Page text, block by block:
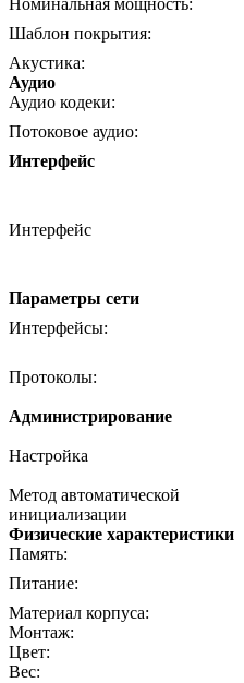
Шаблон покрытия:
Акустика:
Аудио
Аудио кодеки:
Потоковое аудио:
Интерфейс
Интерфейс
Параметры сети
Интерфейсы:
Протоколы:
Администрирование
Настройка
Метод автоматической
инициализации
Физические характеристики
Память:
Питание:
Материал корпуса:
Монтаж:
Цвет:
Вес: